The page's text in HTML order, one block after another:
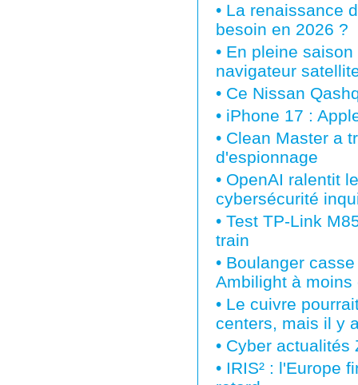
• La renaissance
besoin en 2026 ?
• En pleine
navigateur
• Ce Nissan
• iPhone 17 :
• Clean Master a
d'espionnage
• OpenAI ralentit
cybersécurité
• Test TP-Link
train
• Boulanger
Ambilight à moins
• Le cuivre
centers, mais il y
• Cyber actualités
• IRIS² : l'Europe